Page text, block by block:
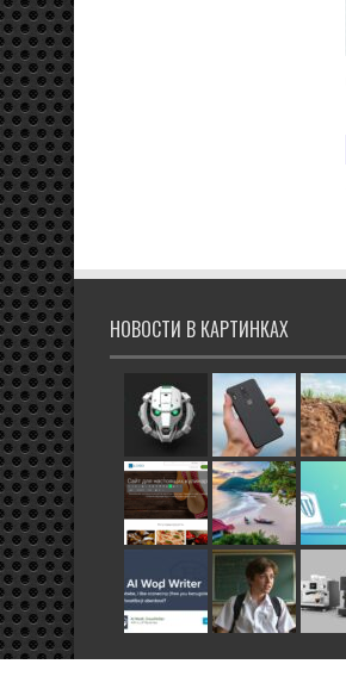
НОВОСТИ В КАРТИНКАХ